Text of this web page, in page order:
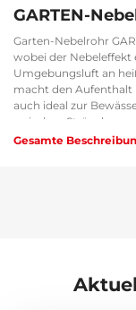
GARTEN-
Garten-Nebelrohr
wobei der Nebeleffekt
Umgebungsluft an
macht den Aufenthalt
auch ideal zur
zwischen Sträuchern
einer Pergola
Gesamte